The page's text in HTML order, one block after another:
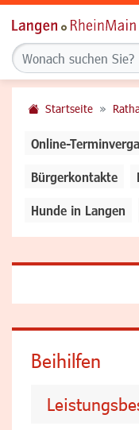
Startseite
Online-
Bürgerkontakte
Hunde in Langen
Beihilfen